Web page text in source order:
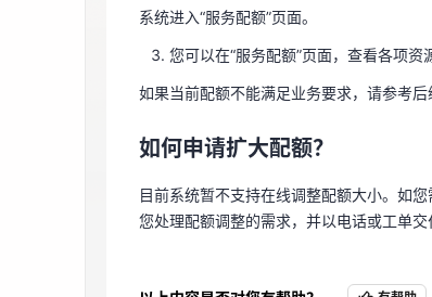
如果当前配额不能满足业务要求，请参考后
如何申请扩大配额？
您处理配额调整的需求，并以电话或工单交
系统进入“服务配额”页面。
您可以在“服务配额”页面，查看各项资
如果当前配额不能满足业务要求，请参考后
如何申请扩大配额？
目前系统暂不支持在线调整配额大小。如
您处理配额调整的需求，并以电话或工单交